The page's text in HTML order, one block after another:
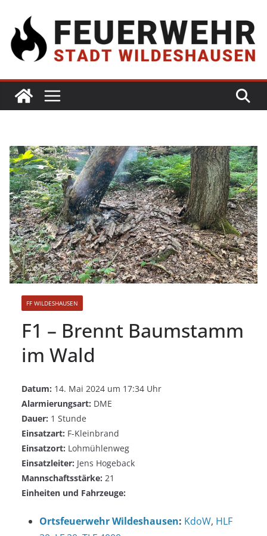
FF WILDESHAUSEN
F1 – Brennt Baumstamm
im Wald
Datum: 14. Mai 2024 um 17:34 Uhr
Alarmierungsart: DME
Dauer: 1 Stunde
Einsatzart: F-Kleinbrand
Einsatzort: Lohmühlenweg
Einsatzleiter: Jens Hogeback
Mannschaftsstärke: 21
Einheiten und Fahrzeuge:
Ortsfeuerwehr Wildeshausen: KdoW, HLF